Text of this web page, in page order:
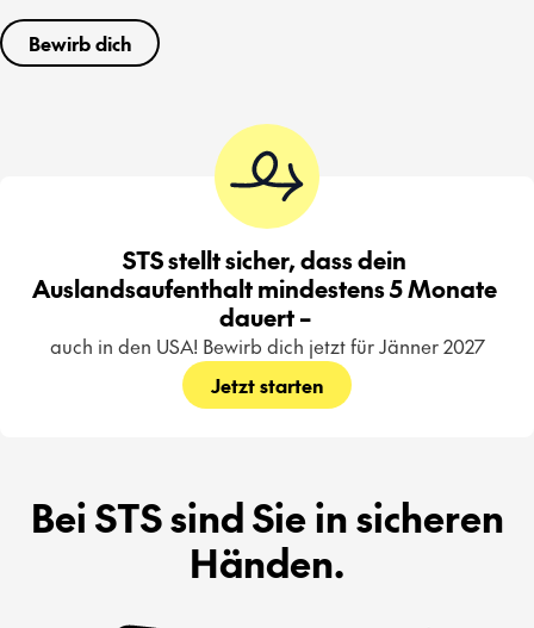
Bewirb dich
STS stellt sicher, dass dein
Auslandsaufenthalt mindestens 5 Monate
dauert –
auch in den USA! Bewirb dich jetzt für Jänner 2027
Jetzt starten
Bei STS sind Sie in sicheren
Händen.